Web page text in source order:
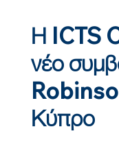
Η ICTS
νέο
Κύπρο